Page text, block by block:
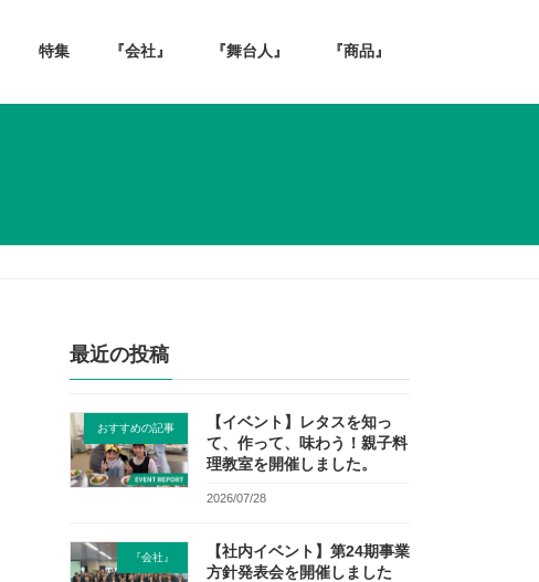
特集 『会社』 『舞台人』 『商品』
最近の投稿
おすすめの記事
【イベント】レタスを知っ
て、作って、味わう！親子料
理教室を開催しました。
2026/07/28
『会社』
【社内イベント】第24期事業
方針発表会を開催しました